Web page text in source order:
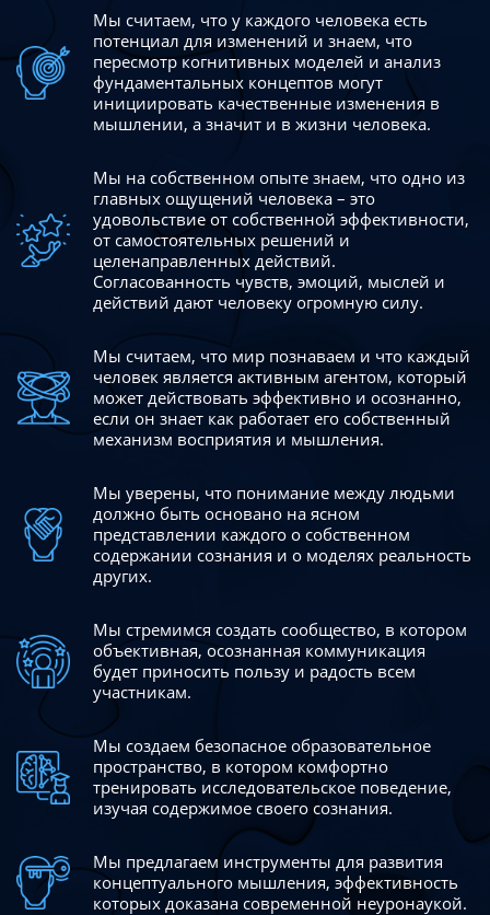
Мы считаем, что у каждого человека есть
потенциал для изменений и знаем, что
пересмотр когнитивных моделей и анализ
фундаментальных концептов могут
инициировать качественные изменения в
мышлении, а значит и в жизни человека.
Мы на собственном опыте знаем, что одно из
главных ощущений человека – это
удовольствие от собственной эффективности,
от самостоятельных решений и
целенаправленных действий.
Согласованность чувств, эмоций, мыслей и
действий дают человеку огромную силу.
Мы считаем, что мир познаваем и что каждый
человек является активным агентом, который
может действовать эффективно и осознанно,
если он знает как работает его собственный
механизм восприятия и мышления.
Мы уверены, что понимание между людьми
должно быть основано на ясном
представлении каждого о собственном
содержании сознания и о моделях реальность
других.
Мы стремимся создать сообщество, в котором
объективная, осознанная коммуникация
будет приносить пользу и радость всем
участникам.
Мы создаем безопасное образовательное
пространство, в котором комфортно
тренировать исследовательское поведение,
изучая содержимое своего сознания.
Мы предлагаем инструменты для развития
концептуального мышления, эффективность
которых доказана современной неуронаукой.